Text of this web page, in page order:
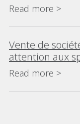
»
Read more >
Vente de
attention aux
Read more >